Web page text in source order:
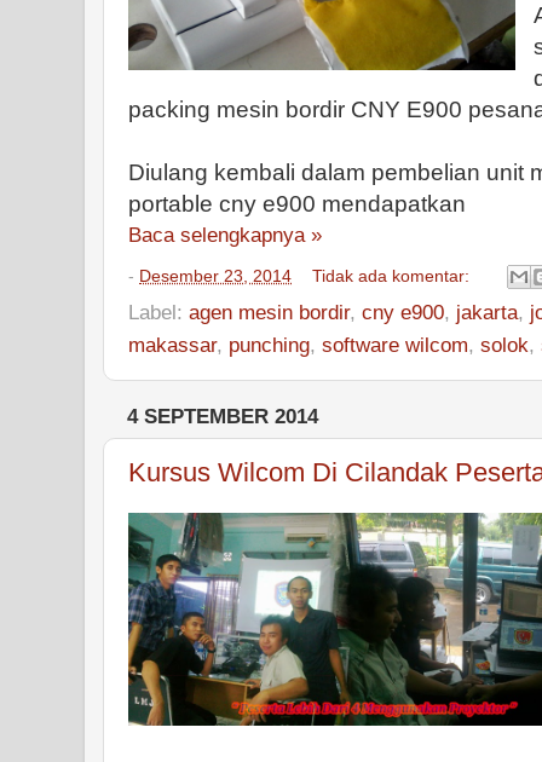
packing mesin bordir CNY E900
Diulang kembali dalam pembelian unit
portable cny e900 mendapatkan
Baca selengkapnya »
- Desember 23, 2014 Tidak ada komentar:
Label: agen mesin bordir, cny e900, jakarta,
makassar, punching, software wilcom, solok,
4 SEPTEMBER 2014
Kursus Wilcom Di Cilandak